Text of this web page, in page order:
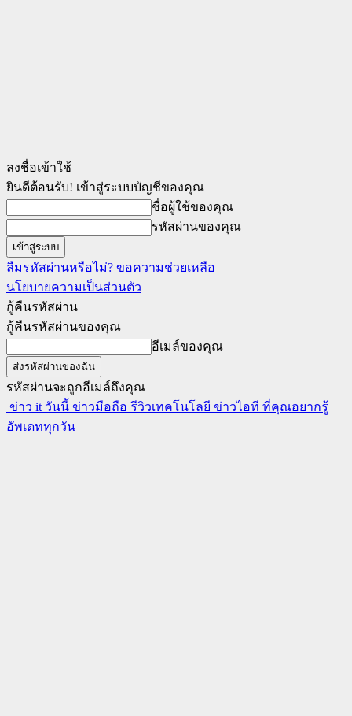
ลงชื่อเข้าใช้
ยินดีต้อนรับ! เข้าสู่ระบบบัญชีของคุณ
ชื่อผู้ใช้ของคุณ
รหัสผ่านของคุณ
ลืมรหัสผ่านหรือไม่? ขอความช่วยเหลือ
นโยบายความเป็นส่วนตัว
กู้คืนรหัสผ่าน
กู้คืนรหัสผ่านของคุณ
อีเมล์ของคุณ
รหัสผ่านจะถูกอีเมล์ถึงคุณ
ข่าว it วันนี้ ข่าวมือถือ รีวิวเทคโนโลยี ข่าวไอที ที่คุณอยากรู้
อัพเดททุกวัน